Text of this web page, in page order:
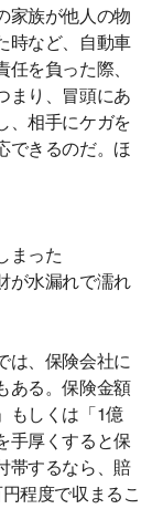
家族が他人の物
時など、自動車
を負った際、
まり、冒頭にあ
、相手にケガを
できるのだ。ほ
まった
が水漏れで濡れ
は、保険会社に
ある。保険金額
もしくは「1億
手厚くすると保
帯するなら、賠
程度で収まるこ